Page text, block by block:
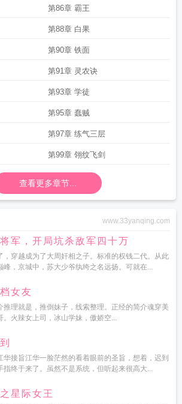
第86章 霸王
第88章 白果
第90章 铁面
第91章 灵农诀
第93章 学徒
第95章 蠢贼
第97章 练气三层
第99章 翎纹飞剑
查看更多章节...
www.33yanqing.com
军，开局坑杀敌军四十万
，穿越成为了大周奸相之子。标准的权钱二代。从此
峰，京城中，苏大少爷纨绔之名远扬。可就在...
女友
推理就是，推倒妹子，线索整理。正经的简介魂穿美
。火辣女上司，冰山学妹，傲娇空...
华接旨江华一脸茫然的看着眼前的圣旨，想着，迟到
指终于来了。虽然不是系统，但听起来很高大...
星际女王